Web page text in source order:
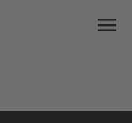
menu